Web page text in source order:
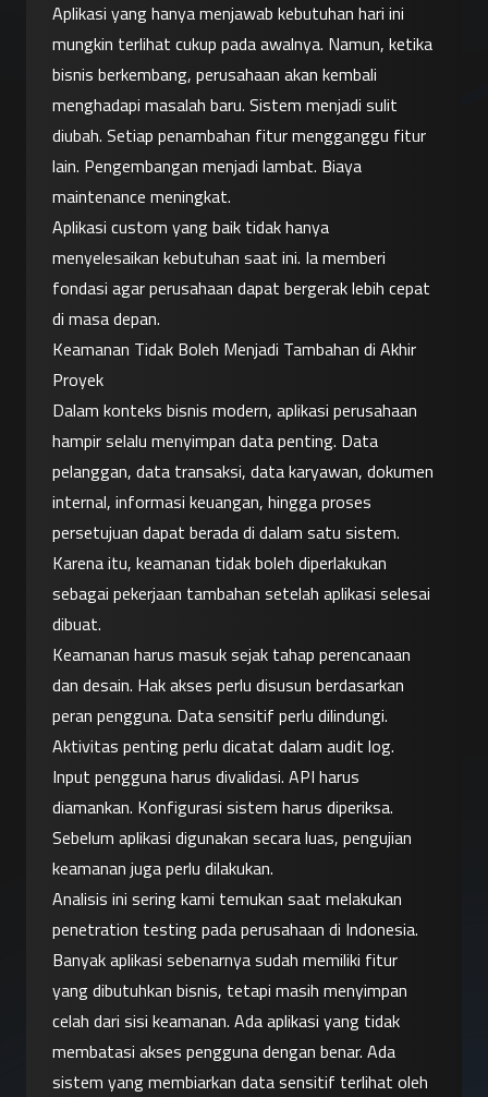
Aplikasi yang hanya menjawab kebutuhan hari ini
mungkin terlihat cukup pada awalnya. Namun, ketika
bisnis berkembang, perusahaan akan kembali
menghadapi masalah baru. Sistem menjadi sulit
diubah. Setiap penambahan fitur mengganggu fitur
lain. Pengembangan menjadi lambat. Biaya
maintenance meningkat.
Aplikasi custom yang baik tidak hanya
menyelesaikan kebutuhan saat ini. Ia memberi
fondasi agar perusahaan dapat bergerak lebih cepat
di masa depan.
Keamanan Tidak Boleh Menjadi Tambahan di Akhir
Proyek
Dalam konteks bisnis modern, aplikasi perusahaan
hampir selalu menyimpan data penting. Data
pelanggan, data transaksi, data karyawan, dokumen
internal, informasi keuangan, hingga proses
persetujuan dapat berada di dalam satu sistem.
Karena itu, keamanan tidak boleh diperlakukan
sebagai pekerjaan tambahan setelah aplikasi selesai
dibuat.
Keamanan harus masuk sejak tahap perencanaan
dan desain. Hak akses perlu disusun berdasarkan
peran pengguna. Data sensitif perlu dilindungi.
Aktivitas penting perlu dicatat dalam audit log.
Input pengguna harus divalidasi. API harus
diamankan. Konfigurasi sistem harus diperiksa.
Sebelum aplikasi digunakan secara luas, pengujian
keamanan juga perlu dilakukan.
Analisis ini sering kami temukan saat melakukan
penetration testing pada perusahaan di Indonesia.
Banyak aplikasi sebenarnya sudah memiliki fitur
yang dibutuhkan bisnis, tetapi masih menyimpan
celah dari sisi keamanan. Ada aplikasi yang tidak
membatasi akses pengguna dengan benar. Ada
sistem yang membiarkan data sensitif terlihat oleh